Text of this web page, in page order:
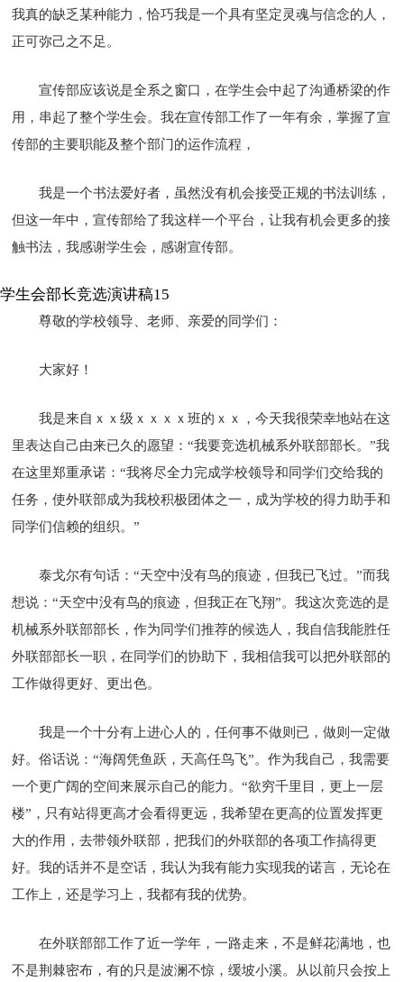
我真的缺乏某种能力，恰巧我是一个具有坚定灵魂与信念的人，
正可弥己之不足。
宣传部应该说是全系之窗口，在学生会中起了沟通桥梁的作
用，串起了整个学生会。我在宣传部工作了一年有余，掌握了宣
传部的主要职能及整个部门的运作流程，
我是一个书法爱好者，虽然没有机会接受正规的书法训练，
但这一年中，宣传部给了我这样一个平台，让我有机会更多的接
触书法，我感谢学生会，感谢宣传部。
学生会部长竞选演讲稿15
尊敬的学校领导、老师、亲爱的同学们：
大家好！
我是来自ｘｘ级ｘｘｘｘ班的ｘｘ，今天我很荣幸地站在这
里表达自己由来已久的愿望：“我要竞选机械系外联部部长。”我
在这里郑重承诺：“我将尽全力完成学校领导和同学们交给我的
任务，使外联部成为我校积极团体之一，成为学校的得力助手和
同学们信赖的组织。”
泰戈尔有句话：“天空中没有鸟的痕迹，但我已飞过。”而我
想说：“天空中没有鸟的痕迹，但我正在飞翔”。我这次竞选的是
机械系外联部部长，作为同学们推荐的候选人，我自信我能胜任
外联部部长一职，在同学们的协助下，我相信我可以把外联部的
工作做得更好、更出色。
我是一个十分有上进心人的，任何事不做则已，做则一定做
好。俗话说：“海阔凭鱼跃，天高任鸟飞”。作为我自己，我需要
一个更广阔的空间来展示自己的能力。“欲穷千里目，更上一层
楼”，只有站得更高才会看得更远，我希望在更高的位置发挥更
大的作用，去带领外联部，把我们的外联部的各项工作搞得更
好。我的话并不是空话，我认为我有能力实现我的诺言，无论在
工作上，还是学习上，我都有我的优势。
在外联部部工作了近一学年，一路走来，不是鲜花满地，也
不是荆棘密布，有的只是波澜不惊，缓坡小溪。从以前只会按上